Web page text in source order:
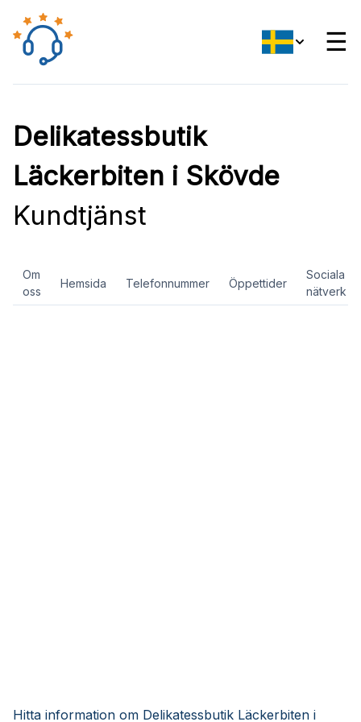
☰
Delikatessbutik
Läckerbiten i Skövde
Kundtjänst
Om
oss
Hemsida Telefonnummer Öppettider
Sociala
nätverk
Hitta information om Delikatessbutik Läckerbiten i